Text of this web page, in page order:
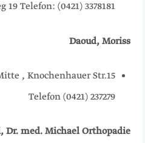
19 Telefon: (0421) 3378181
Daoud, Moriss
, Knochenhauer Str.15
Telefon (0421) 237279
Dr. med. Michael Orthopadie